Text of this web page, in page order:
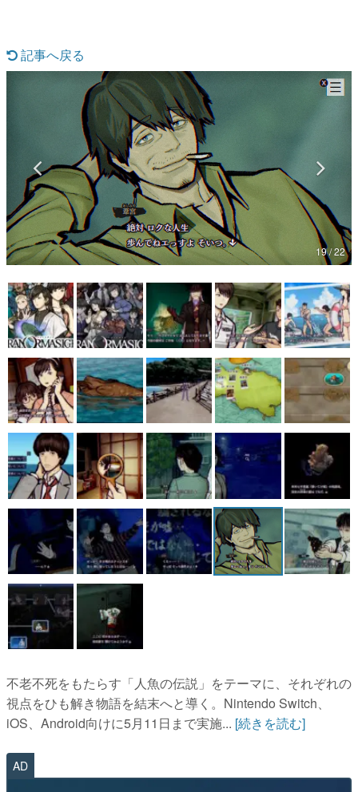
なんでゲームは面白い？
ゲーム開発者・hamatsu氏がゲームの魅力を画面や操作の
具体的な形から解き明かしていく、硬派で骨太な評論連載
です。
ゲームが変えた日本語
「経験値」「裏技」「ラスボス」… ゲームにまつわる言葉
の起源や用法の変遷を、コンピューター文化史研究家・タ
イニーP氏が徹底調査。
カテゴリ
マンガ
女性向け
アプリレビュー
その他
電ファミニコゲーマーとは？
運営：株式会社マレ
記事へ戻る
19 / 22
不老不死をもたらす「人魚の伝説」をテーマに、それぞれの
視点をひも解き物語を結末へと導く。Nintendo Switch、
iOS、Android向けに5月11日まで実施... [続きを読む]
AD